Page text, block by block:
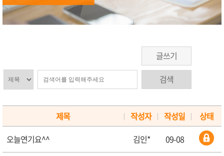
글쓰기
검색
제목 | 작성자 | 작성일 |
상태
오늘연기요^^
김인* 09-08